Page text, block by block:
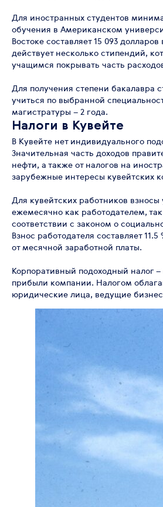
Для иностранных студентов
обучения в Американском
Востоке составляет 15 093 долларов
действует несколько стипендий,
учащимся покрывать часть
Для получения степени бакалавра
учиться по выбранной
магистратуры – 2 года.
Налоги в Кувейте
В Кувейте нет индивидуального
Значительная часть доходов
нефти, а также от налогов на
зарубежные интересы кувейтских
Для кувейтских работников взносы
ежемесячно как работодателем,
соответствии с законом о
Взнос работодателя составляет
от месячной заработной платы.
Корпоративный подоходный налог –
прибыли компании. Налогом
юридические лица, ведущие